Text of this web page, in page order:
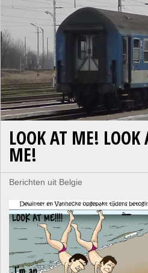
LOOK AT ME! LOOK
ME!
Berichten uit Belgie